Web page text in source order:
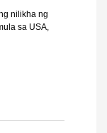
nilikha ng
sa USA,